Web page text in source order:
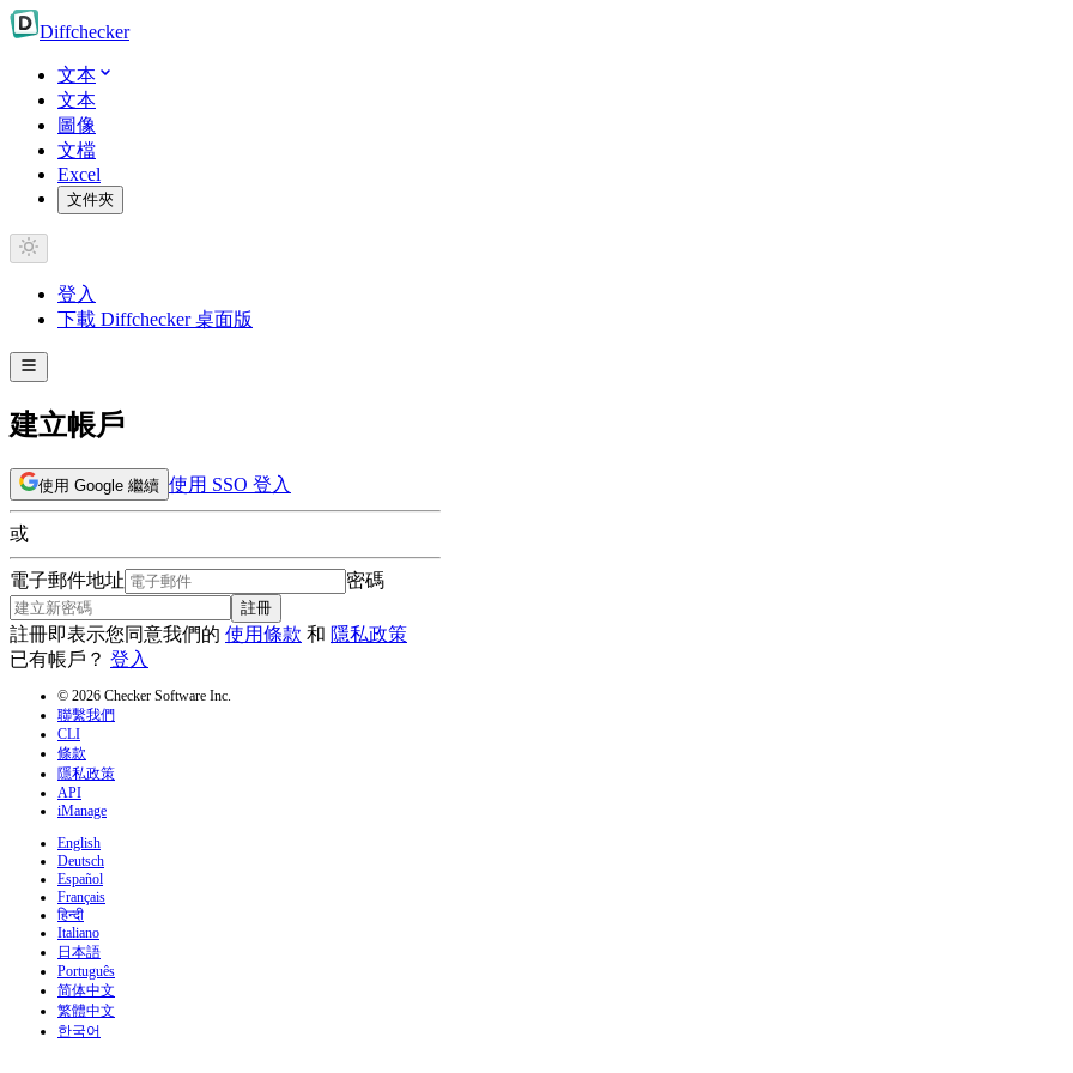
Diffchecker
文本
文本
圖像
文檔
Excel
文件夾
登入
下載 Diffchecker 桌面版
建立帳戶
使用 Google 繼續 使用 SSO 登入
或
電子郵件地址 密碼
註冊
註冊即表示您同意我們的 使用條款 和 隱私政策
已有帳戶？ 登入
© 2026 Checker Software Inc.
聯繫我們
CLI
條款
隱私政策
API
iManage
English
Deutsch
Español
Français
हिन्दी
Italiano
日本語
Português
简体中文
繁體中文
한국어